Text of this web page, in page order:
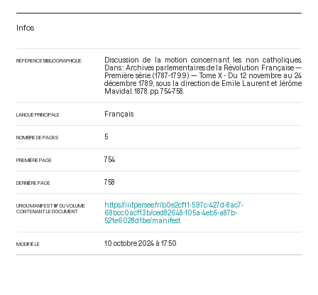
Infos
RÉFÉRENCE BIBLIOGRAPHIQUE
Discussion de la motion concernant les non catholiques.
Dans : Archives parlementaires de la Révolution Française —
Première série (1787-1799) — Tome X - Du 12 novembre au 24
décembre 1789 , sous la direction de Emile Laurent et Jérôme
Mavidal. 1878. pp. 754-758.
LANGUE PRINCIPALE Français
NOMBRE DE PAGES 5
PREMIÈRE PAGE 754
DERNIÈRE PAGE 758
URI DU MANIFEST IIIF DU VOLUME
CONTENANT LE DOCUMENT
https://iiif.persee.fr/b0e2cf11-597c-427d-8ac7-
68bcc0acf13b/ced82648-f05a-4eb5-a87b-
521e6028d1be/manifest
MODIFIÉ LE 10 octobre 2024 à 17:50